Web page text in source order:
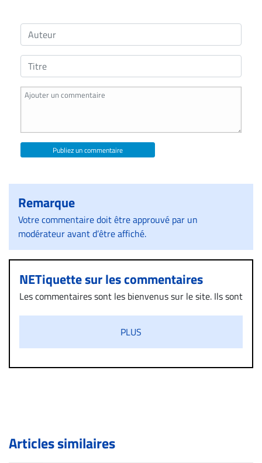
Publiez un commentaire
Remarque
Votre commentaire doit être approuvé par un
modérateur avant d’être affiché.
NETiquette sur les commentaires
Les commentaires sont les bienvenus sur le site. Ils sont
diffamatoire. Si malgré cette politique de modération,
un commentaire publié sur le site vous dérange, prenez
immédiatement contact par courriel (info@droit-
de validation, un droit de réponse.
PLUS
Articles similaires